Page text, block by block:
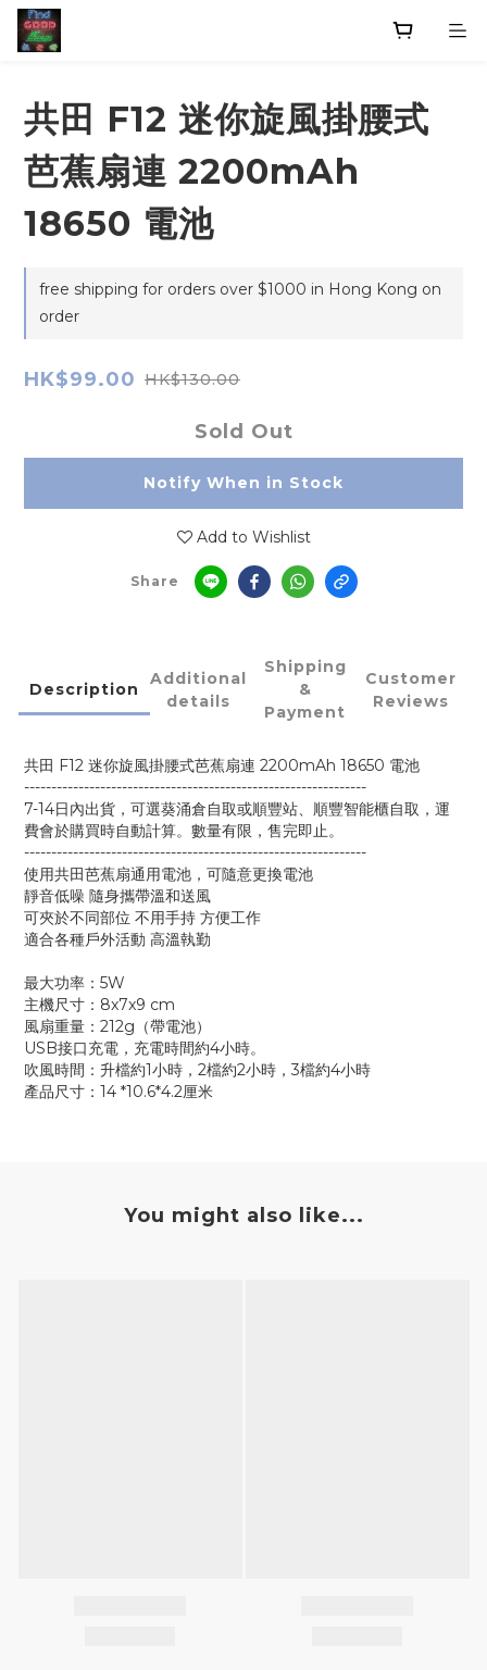
共田 F12 迷你旋風掛腰式
芭蕉扇連 2200mAh
18650 電池
free shipping for orders over $1000 in Hong Kong on
order
HK$99.00 HK$130.00
Sold Out
Notify When in Stock
Add to Wishlist
Share
Description
Additional
details
Shipping
&
Payment
Customer
Reviews
共田 F12 迷你旋風掛腰式芭蕉扇連 2200mAh 18650 電池
---------------------------------------------------------------
7-14日內出貨，可選葵涌倉自取或順豐站、順豐智能櫃自取，運
費會於購買時自動計算。數量有限，售完即止。
---------------------------------------------------------------
使用共田芭蕉扇通用電池，可隨意更換電池
靜音低噪 隨身攜帶溫和送風
可夾於不同部位 不用手持 方便工作
適合各種戶外活動 高溫執勤
最大功率：5W
主機尺寸：8x7x9 cm
風扇重量：212g（帶電池）
USB接口充電，充電時間約4小時。
吹風時間：升檔約1小時，2檔約2小時，3檔約4小時
產品尺寸：14 *10.6*4.2厘米
You might also like...